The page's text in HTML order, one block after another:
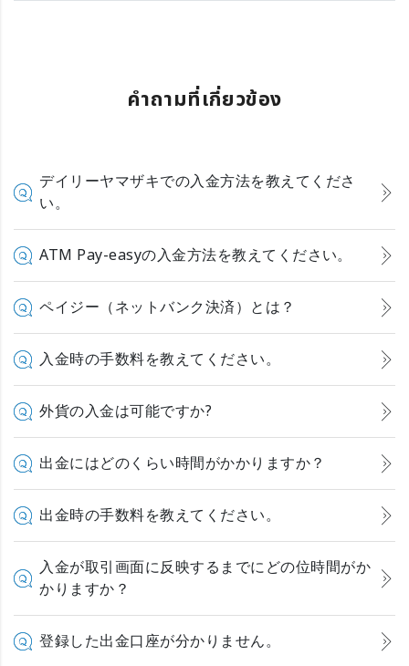
คำถามที่เกี่ยวข้อง
デイリーヤマザキでの入金方法を教えてくださ
い。
ATM Pay-easyの入金方法を教えてください。
ペイジー（ネットバンク決済）とは？
入金時の手数料を教えてください。
外貨の入金は可能ですか?
出金にはどのくらい時間がかかりますか？
出金時の手数料を教えてください。
入金が取引画面に反映するまでにどの位時間がか
かりますか？
登録した出金口座が分かりません。